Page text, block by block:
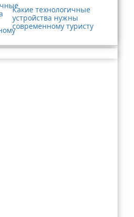
Какие технологичные
устройства нужны
современному туристу